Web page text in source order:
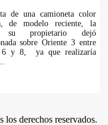
de una camioneta color
de modelo reciente, la
su propietario dejó
sobre Oriente 3 entre
6 y 8, ya que realizaría
derechos reservados.